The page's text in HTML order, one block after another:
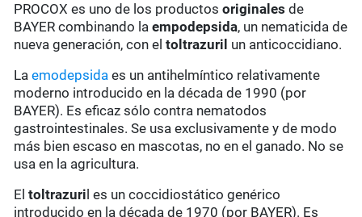
PROCOX es uno de los productos originalesde
BAYER combinando laempodepsida, un nematicida de
nueva generación, con eltoltrazuril un anticoccidiano.
Laemodepsida es un antihelmíntico relativamente
moderno introducido en la década de 1990 (por
BAYER). Es eficaz sólo contra nematodos
gastrointestinales. Se usa exclusivamente y de modo
más bien escaso en mascotas, no en el ganado. No se
usa en la agricultura.
Eltoltrazuri l es un coccidiostático genérico
introducido en la década de 1970 (por BAYER). Es